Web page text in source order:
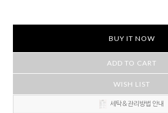
BUY IT NOW
ADD TO CART
WISH LIST
세탁＆관리방법 안내